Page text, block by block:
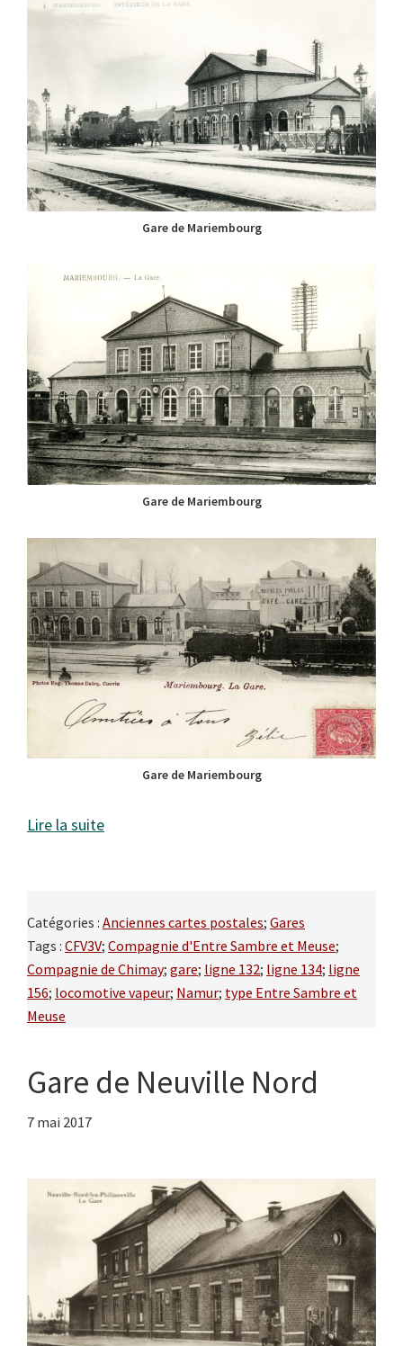
Gare de Mariembourg
Gare de Mariembourg
Gare de Mariembourg
Lire la suite
Catégories : Anciennes cartes postales; Gares
Tags : CFV3V; Compagnie d'Entre Sambre et Meuse;
Compagnie de Chimay; gare; ligne 132; ligne 134; ligne
156; locomotive vapeur; Namur; type Entre Sambre et
Meuse
Gare de Neuville Nord
7 mai 2017